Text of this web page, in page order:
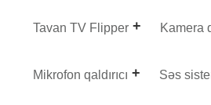
Tavan TV Flipper Kamera
Mikrofon qaldırıcı Səs